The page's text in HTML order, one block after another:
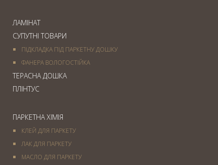
ЛАМІНАТ
СУПУТНІ ТОВАРИ
ПІДКЛАДКА ПІД ПАРКЕТНУ ДОШКУ
ФАНЕРА ВОЛОГОСТІЙКА
ТЕРАСНА ДОШКА
ПЛІНТУС
ПАРКЕТНА ХІМІЯ
КЛЕЙ ДЛЯ ПАРКЕТУ
ЛАК ДЛЯ ПАРКЕТУ
МАСЛО ДЛЯ ПАРКЕТУ